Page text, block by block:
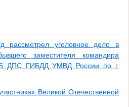
рассмотрел уголовное дело в
заместителя командира
ДПС ГИБДД УМВД России по г.
Великой Отечественной